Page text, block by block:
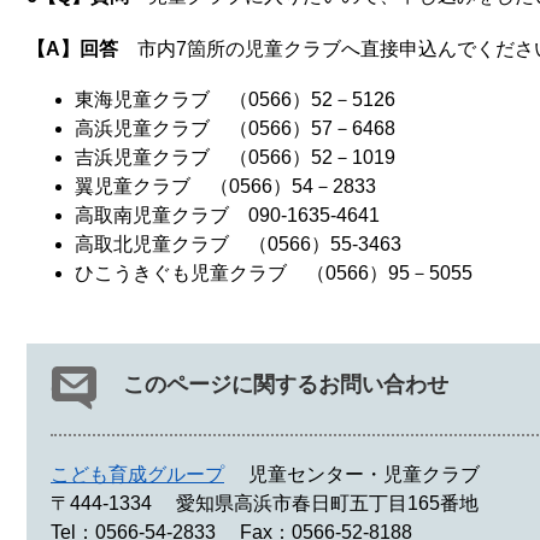
【A】回答 市内7箇所の児童クラブへ直接申込んでくださ
東海児童クラブ （0566）52－5126
高浜児童クラブ （0566）57－6468
吉浜児童クラブ （0566）52－1019
翼児童クラブ （0566）54－2833
高取南児童クラブ 090-1635-4641
高取北児童クラブ （0566）55-3463
ひこうきぐも児童クラブ （0566）95－5055
このページに関するお問い合わせ
こども育成グループ
児童センター・児童クラブ
〒444-1334
愛知県高浜市春日町五丁目165番地
Tel：0566-54-2833
Fax：0566-52-8188